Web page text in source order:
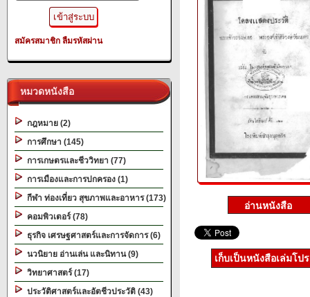
สมัครสมาชิก ลืมรหัสผ่าน
หมวดหนังสือ
กฎหมาย (2)
การศึกษา (145)
การเกษตรและชีววิทยา (77)
การเมืองและการปกครอง (1)
กีฬา ท่องเที่ยว สุขภาพและอาหาร (173)
คอมพิวเตอร์ (78)
ธุรกิจ เศรษฐศาสตร์และการจัดการ (6)
นวนิยาย อ่านเล่น และนิทาน (9)
วิทยาศาสตร์ (17)
ประวัติศาสตร์และอัตชีวประวัติ (43)
เก็บเป็นหนังสือเล่มโป